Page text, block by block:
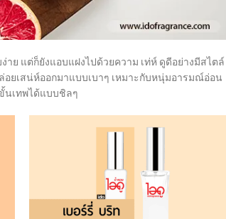
แต่ก็ยังแอบแฝงไปด้วยความ เท่ห์ ดูดีอย่างมีสไตล์
ยเสน่ห์ออกมาแบบเบาๆ เหมาะกับหนุ่มอารมณ์อ่อน
นเทพได้แบบชิลๆ